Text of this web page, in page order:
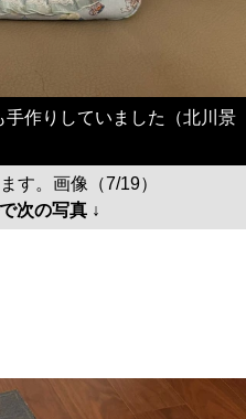
作りしていました（北川景
す。画像（7/19）
次の写真 ↓